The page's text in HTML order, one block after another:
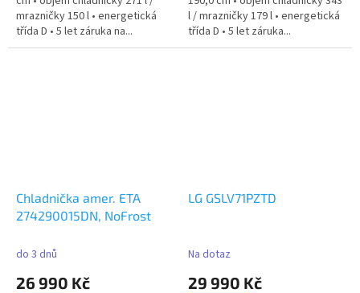
mrazničky 150 l • energetická
třída D • 5 let záruka na...
l / mrazničky 179 l • energetická
třída D • 5 let záruka...
Chladnička amer. ETA
274290015DN, NoFrost
do 3 dnů
26 990 Kč
LG GSLV71PZTD
Na dotaz
29 990 Kč